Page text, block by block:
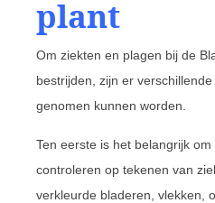
plant
Om ziekten en plagen bij de
bestrijden, zijn er
genomen kunnen worden.
Ten eerste is het belangrijk
controleren op tekenen van
verkleurde bladeren, vlekken,